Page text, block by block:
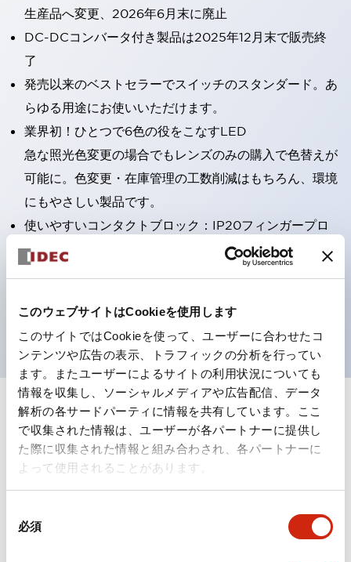
このウェブサイトはCookieを使用します
このサイトではCookieを使って、ユーザーに合わせたコ
ンテンツや広告の表示、トラフィックの分析を行ってい
ます。またユーザーによるサイトの利用状況についても
情報を収集し、ソーシャルメディアや広告配信、データ
解析の各サードパーティに情報を共有しています。ここ
で収集された情報は、ユーザーが各パートナーに提供し
た際に収集された情報と組み合わされ、各パートナーに
よって使用されることがあります。
必須
生産品へ変更、2026年6月末に廃止
DC-DCコンバータ付き製品は2025年12月末で販売終
了
発売以来のベストセラーでスイッチのスタンダード。あ
らゆる用途にお使いいただけます。
業界初！ひとつで6色の役をこなすLED
急な照光色変更の場合でもレンズのみの購入で色替えが
可能に。色変更・在庫管理の工数削減はもちろん、環境
にもやさしい製品です。
使いやすいコンタクトブロック：IP20フィンガープロ
テクション構造、簡単取付け／取外し、ねじ脱落防止、
UL、CSA、TÜV、CCC認証品。
仕様 すべて展開
形状仕様
電気的仕様(照光部定格)
環境仕様